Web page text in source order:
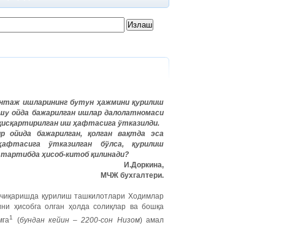
ишларининг бутун ҳажмини қурилиш
ойда бажарилган ишлар далолатномаси
иш ҳафтасига ўтказилди.
ойида бажарилган, қолган вақтда эса
ўтказилган бўлса, қурилиш
ҳисоб-китоб қилинади?
И.Доркина,
МЧЖ бухгалтери.
қурилиш ташкилотлари Ходимлар
ҳисобга олган ҳолда солиқлар ва бошқа
1 (бундан кейин– 2200-сон Низом) амал